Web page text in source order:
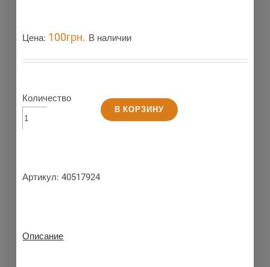
Цена: 100грн. В наличии
Количество
В КОРЗИНУ
Артикул:40517924
Описание